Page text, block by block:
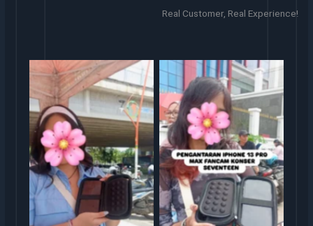
Real Customer, Real Experience!
Sewa iphone Sewa iphone jakarta